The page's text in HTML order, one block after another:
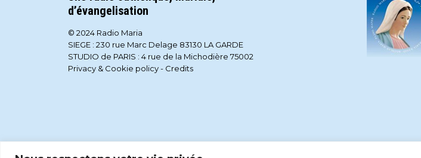
d’évangelisation
© 2024 Radio Maria
SIEGE : 230 rue Marc Delage 83130 LA GARDE
STUDIO de PARIS : 4 rue de la Michodière 75002
Privacy & Cookie policy- Credits